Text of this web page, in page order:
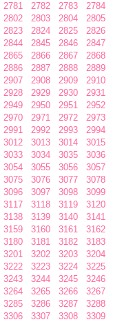
2781 2782 2783 2784
2802 2803 2804 2805
2823 2824 2825 2826
2844 2845 2846 2847
2865 2866 2867 2868
2886 2887 2888 2889
2907 2908 2909 2910
2928 2929 2930 2931
2949 2950 2951 2952
2970 2971 2972 2973
2991 2992 2993 2994
3012 3013 3014 3015
3033 3034 3035 3036
3054 3055 3056 3057
3075 3076 3077 3078
3096 3097 3098 3099
3117 3118 3119 3120
3138 3139 3140 3141
3159 3160 3161 3162
3180 3181 3182 3183
3201 3202 3203 3204
3222 3223 3224 3225
3243 3244 3245 3246
3264 3265 3266 3267
3285 3286 3287 3288
3306 3307 3308 3309